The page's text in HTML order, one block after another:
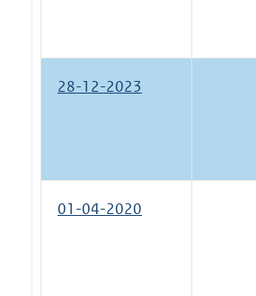
28-12-2023
01-04-2020